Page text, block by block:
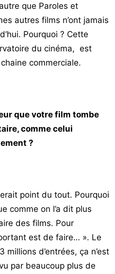
que Paroles et
autres films n’ont jamais
Pourquoi ? Cette
du cinéma, est
commerciale.
que votre film tombe
comme celui
?
point du tout. Pourquoi
comme on l’a dit plus
des films. Pour
est de faire… ». Le
millions d’entrées, ça n’est
par beaucoup plus de